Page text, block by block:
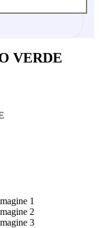
VERDE